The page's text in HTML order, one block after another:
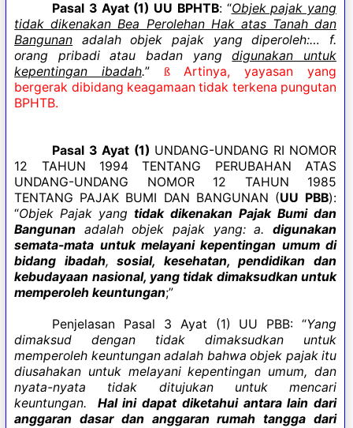
Pasal 3 Ayat (1) UU BPHTB: “Objek pajak yang
tidak dikenakan Bea Perolehan Hak atas Tanah dan
Bangunan adalah objek pajak yang diperoleh:… f.
orang pribadi atau badan yangdigunakan untuk
kepentingan ibadah.” ßArtinya, yayasan yang
bergerak dibidang keagamaan tidak terkena pungutan
BPHTB.
Pasal 3 Ayat (1) UNDANG-UNDANG RI NOMOR
12 TAHUN 1994 TENTANG PERUBAHAN ATAS
UNDANG-UNDANG NOMOR 12 TAHUN 1985
TENTANG PAJAK BUMI DAN BANGUNAN (UU PBB):
“Objek Pajak yangtidak dikenakan Pajak Bumi dan
Bangunan adalah objek pajak yang: a. digunakan
semata-mata untuk melayani kepentingan umum di
bidang ibadah,sosial, kesehatan, pendidikan dan
kebudayaan nasional, yang tidak dimaksudkan untuk
memperoleh keuntungan;”
Penjelasan Pasal 3 Ayat (1) UU PBB: “Yang
dimaksud dengan tidak dimaksudkan untuk
memperoleh keuntungan adalah bahwa objek pajak itu
diusahakan untuk melayani kepentingan umum, dan
nyata-nyata tidak ditujukan untuk mencari
keuntungan. Hal ini dapat diketahui antara lain dari
anggaran dasar dan anggaran rumah tangga dari